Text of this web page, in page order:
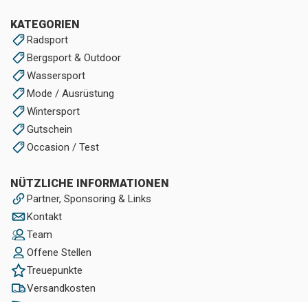
KATEGORIEN
Radsport
Bergsport & Outdoor
Wassersport
Mode / Ausrüstung
Wintersport
Gutschein
Occasion / Test
NÜTZLICHE INFORMATIONEN
Partner, Sponsoring & Links
Kontakt
Team
Offene Stellen
Treuepunkte
Versandkosten